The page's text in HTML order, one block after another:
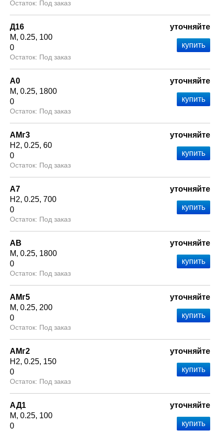
Под заказ
Д16
М 0.25 100
0
Под заказ
уточняйте
А0
М 0.25 1800
0
Под заказ
уточняйте
АМг3
Н2 0.25 60
0
Под заказ
уточняйте
А7
Н2 0.25 700
0
Под заказ
уточняйте
АВ
М 0.25 1800
0
Под заказ
уточняйте
АМг5
М 0.25 200
0
Под заказ
уточняйте
АМг2
Н2 0.25 150
0
Под заказ
уточняйте
АД1
М 0.25 100
0
уточняйте